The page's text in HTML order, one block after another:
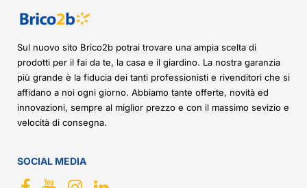
Sul nuovo sito Brico2b potrai trovare una ampia scelta di
prodotti per il fai da te, la casa e il giardino. La nostra garanzia
più grande è la fiducia dei tanti professionisti e rivenditori che si
affidano a noi ogni giorno. Abbiamo tante offerte, novità ed
innovazioni, sempre al miglior prezzo e con il massimo sevizio e
velocità di consegna.
SOCIAL MEDIA